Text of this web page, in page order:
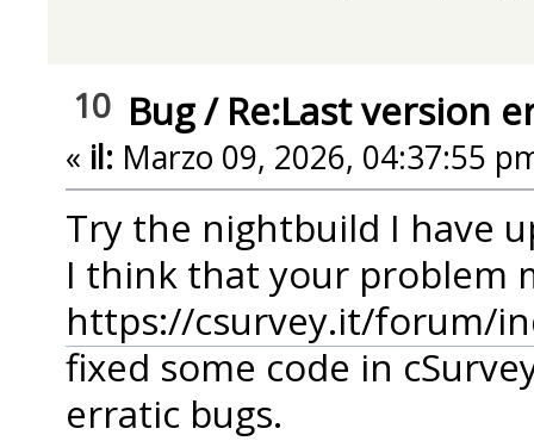
10 Bug/ Re:Last version
« il: Marzo 09, 2026, 04:37:55
Try the nightbuild I have
I think that your problem
https://csurvey.it/forum/
fixed some code in
erratic bugs.